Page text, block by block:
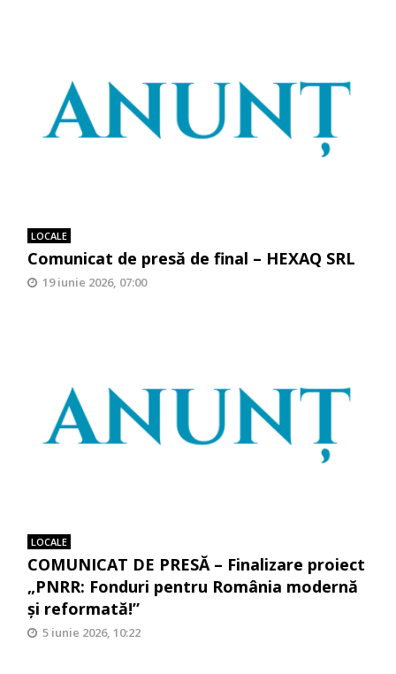
LOCALE
Comunicat de presă de final – HEXAQ SRL
19 iunie 2026, 07:00
LOCALE
COMUNICAT DE PRESĂ – Finalizare proiect
„PNRR: Fonduri pentru România modernă
și reformată!”
5 iunie 2026, 10:22